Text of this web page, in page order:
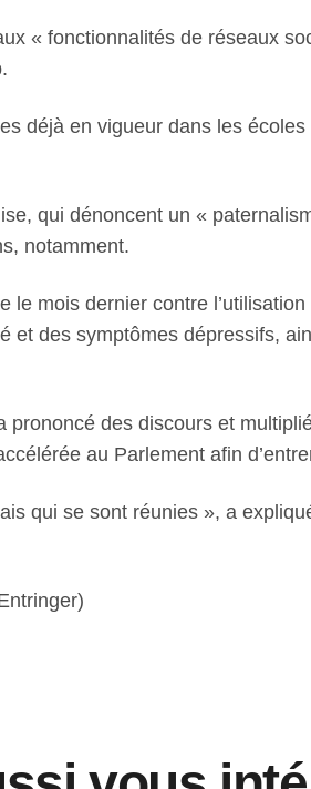
« fonctionnalités de réseaux
déjà en vigueur dans les
qui dénoncent un «
notamment.
le mois dernier contre
des symptômes dépressifs,
des discours et
au Parlement afin
qui se sont réunies », a